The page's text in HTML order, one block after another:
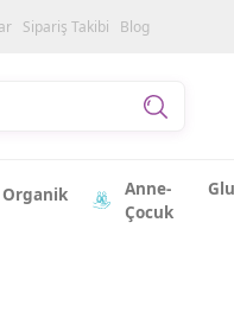
Sipariş Takibi Blog
Organik
Anne-
Çocuk